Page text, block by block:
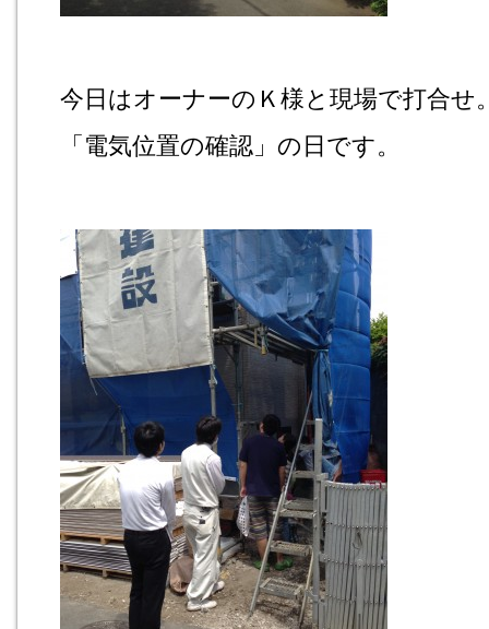
今日はオーナーのＫ様と現場で打合せ
「電気位置の確認」の日です。